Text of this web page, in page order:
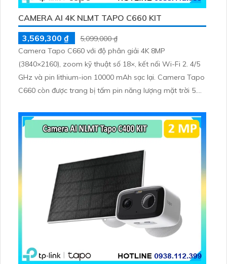
CAMERA AI 4K NLMT TAPO C660 KIT
3,569,300 ₫
5,099,000 ₫
Camera Tapo C660 với độ phân giải 4K 8MP
(3840×2160), zoom kỹ thuật số 18×, kết nối Wi-Fi 2. 4/5
GHz và pin lithium-ion 10000 mAh sạc lại. Camera Tapo
C660 còn được trang bị tấm pin năng lượng mặt trời 5.
tiện, lưu trữ thẻ microSD tối đa 512 GB